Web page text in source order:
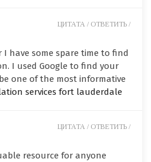
I have some spare time to find
I used Google to find your
one of the most informative
services fort lauderdale
ЦИТАТА / ОТВЕТИТЬ /
resource for anyone
ЦИТАТА / ОТВЕТИТЬ /